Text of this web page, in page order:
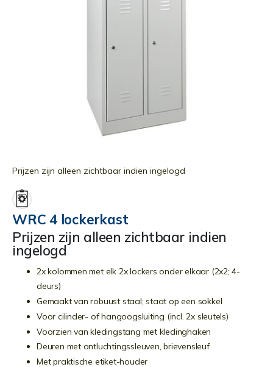
naar
begin
van
de
afbeeldingen-
gallerij
WRC 4 lockerkast
Prijzen zijn alleen zichtbaar indien
ingelogd
2x kolommen met elk 2x lockers onder elkaar (2x2; 4-
deurs)
Gemaakt van robuust staal; staat op een sokkel
Voor cilinder- of hangoogsluiting (incl. 2x sleutels)
Voorzien van kledingstang met kledinghaken
Deuren met ontluchtingssleuven, brievensleuf
Met praktische etiket-houder
Prijzen zijn alleen zichtbaar indien ingelogd